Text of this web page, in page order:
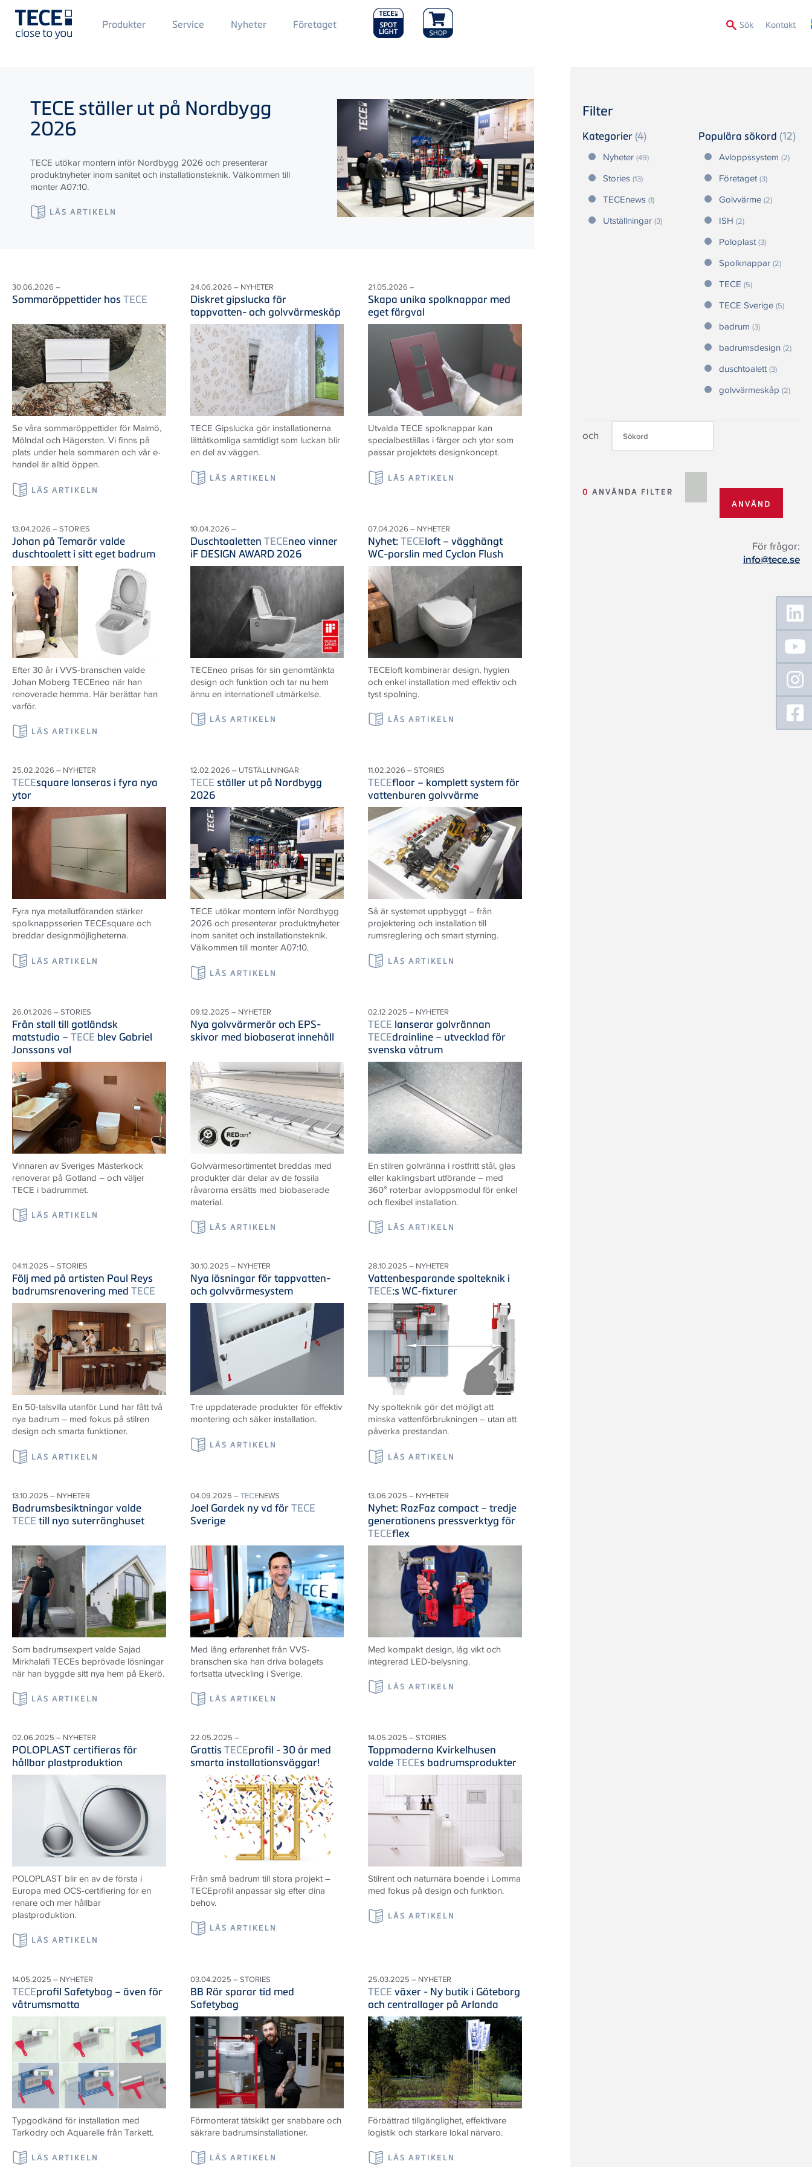
Main
Menü
Produkter Service Nyheter Main
Menu
Företaget Sök Kontakt
Filter
Kategorier (4)
Nyheter (49)
Stories (13)
TECEnews (1)
Utställningar (3)
Populära sökord (12)
Avloppssystem (2)
Företaget(3)
Golvvärme (2)
ISH (2)
Poloplast(3)
Spolknappar (2)
TECE (5)
TECE Sverige (5)
badrum (3)
badrumsdesign (2)
duschtoalett(3)
golvvärmeskåp (2)
och
0 ANVÄNDA FILTER
För frågor:
info@tece.se
TECE ställer ut på Nordbygg
2026
TECE utökar montern inför Nordbygg 2026 och presenterar
produktnyheter inom sanitet och installationsteknik. Välkommen till
monter A07:10.
LÄS ARTIKELN
30.06.2026 –
Sommaröppettider hos TECE
Se våra sommaröppettider för Malmö,
Mölndal och Hägersten. Vi finns på
plats under hela sommaren och vår e-
handel är alltid öppen.
LÄS ARTIKELN
24.06.2026 – NYHETER
Diskret gipslucka för
tappvatten- och golvvärmeskåp
TECE Gipslucka gör installationerna
lättåtkomliga samtidigt som luckan blir
en del av väggen.
LÄS ARTIKELN
21.05.2026 –
Skapa unika spolknappar med
eget färgval
Utvalda TECE spolknappar kan
specialbeställas i färger och ytor som
passar projektets designkoncept.
LÄS ARTIKELN
13.04.2026 – STORIES
Johan på Temarör valde
duschtoalett i sitt eget badrum
Efter 30 år i VVS-branschen valde
Johan Moberg TECEneo när han
renoverade hemma. Här berättar han
varför.
LÄS ARTIKELN
10.04.2026 –
Duschtoaletten TECEneo vinner
iF DESIGN AWARD 2026
TECEneo prisas för sin genomtänkta
design och funktion och tar nu hem
ännu en internationell utmärkelse.
LÄS ARTIKELN
07.04.2026 – NYHETER
Nyhet:TECEloft – vägghängt
WC-porslin med Cyclon Flush
TECEloft kombinerar design, hygien
och enkel installation med effektiv och
tyst spolning.
LÄS ARTIKELN
25.02.2026 – NYHETER
TECEsquare lanseras i fyra nya
ytor
Fyra nya metallutföranden stärker
spolknappsserien TECEsquare och
breddar designmöjligheterna.
LÄS ARTIKELN
12.02.2026 – UTSTÄLLNINGAR
TECE ställer ut på Nordbygg
2026
TECE utökar montern inför Nordbygg
2026 och presenterar produktnyheter
inom sanitet och installationsteknik.
Välkommen till monter A07:10.
LÄS ARTIKELN
11.02.2026 – STORIES
TECEfloor – komplett system för
vattenburen golvvärme
Så är systemet uppbyggt – från
projektering och installation till
rumsreglering och smart styrning.
LÄS ARTIKELN
26.01.2026 – STORIES
Från stall till gotländsk
matstudio – TECE blev Gabriel
Jonssons val
Vinnaren av Sveriges Mästerkock
renoverar på Gotland – och väljer
TECE i badrummet.
LÄS ARTIKELN
09.12.2025 – NYHETER
Nya golvvärmerör och EPS-
skivor med biobaserat innehåll
Golvvärmesortimentet breddas med
produkter där delar av de fossila
råvarorna ersätts med biobaserade
material.
LÄS ARTIKELN
02.12.2025 – NYHETER
TECE lanserar golvrännan
TECEdrainline – utvecklad för
svenska våtrum
En stilren golvränna i rostfritt stål, glas
eller kaklingsbart utförande – med
360° roterbar avloppsmodul för enkel
och flexibel installation.
LÄS ARTIKELN
04.11.2025 – STORIES
Följ med på artisten Paul Reys
badrumsrenovering med TECE
En 50-talsvilla utanför Lund har fått två
nya badrum – med fokus på stilren
design och smarta funktioner.
LÄS ARTIKELN
30.10.2025 – NYHETER
Nya lösningar för tappvatten-
och golvvärmesystem
Tre uppdaterade produkter för effektiv
montering och säker installation.
LÄS ARTIKELN
28.10.2025 – NYHETER
Vattenbesparande spolteknik i
TECE:s WC-fixturer
Ny spolteknik gör det möjligt att
minska vattenförbrukningen – utan att
påverka prestandan.
LÄS ARTIKELN
13.10.2025 – NYHETER
Badrumsbesiktningar valde
TECE till nya suterränghuset
Som badrumsexpert valde Sajad
Mirkhalafi TECEs beprövade lösningar
när han byggde sitt nya hem på Ekerö.
LÄS ARTIKELN
04.09.2025 –TECENEWS
Joel Gardek ny vd förTECE
Sverige
Med lång erfarenhet från VVS-
branschen ska han driva bolagets
fortsatta utveckling i Sverige.
LÄS ARTIKELN
13.06.2025 – NYHETER
Nyhet: RazFaz compact – tredje
generationens pressverktyg för
TECEflex
Med kompakt design, låg vikt och
integrerad LED-belysning.
LÄS ARTIKELN
02.06.2025 – NYHETER
POLOPLAST certifieras för
hållbar plastproduktion
POLOPLAST blir en av de första i
Europa med OCS-certifiering för en
renare och mer hållbar
plastproduktion.
LÄS ARTIKELN
22.05.2025 –
Grattis TECEprofil - 30 år med
smarta installationsväggar!
Från små badrum till stora projekt –
TECEprofil anpassar sig efter dina
behov.
LÄS ARTIKELN
14.05.2025 – STORIES
Toppmoderna Kvirkelhusen
valdeTECEs badrumsprodukter
Stilrent och naturnära boende i Lomma
med fokus på design och funktion.
LÄS ARTIKELN
14.05.2025 – NYHETER
TECEprofil Safetybag – även för
våtrumsmatta
Typgodkänd för installation med
Tarkodry och Aquarelle från Tarkett.
LÄS ARTIKELN
03.04.2025 – STORIES
BB Rör sparar tid med
Safetybag
Förmonterat tätskikt ger snabbare och
säkrare badrumsinstallationer.
LÄS ARTIKELN
25.03.2025 – NYHETER
TECE växer - Ny butik i Göteborg
och centrallager på Arlanda
Förbättrad tillgänglighet, effektivare
logistik och starkare lokal närvaro.
LÄS ARTIKELN
Floating